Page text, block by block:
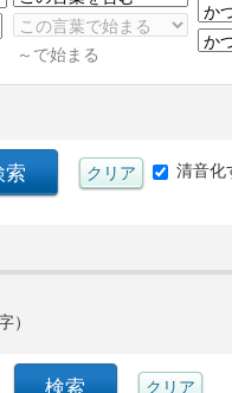
～で始まる
清音化
）